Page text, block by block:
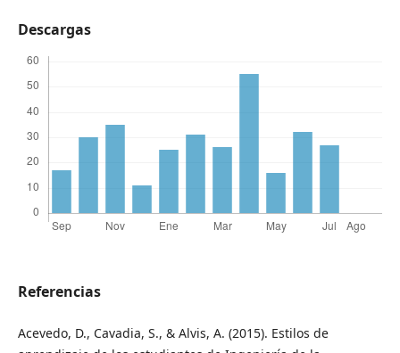
Descargas
Referencias
Acevedo, D., Cavadia, S., & Alvis, A. (2015). Estilos de